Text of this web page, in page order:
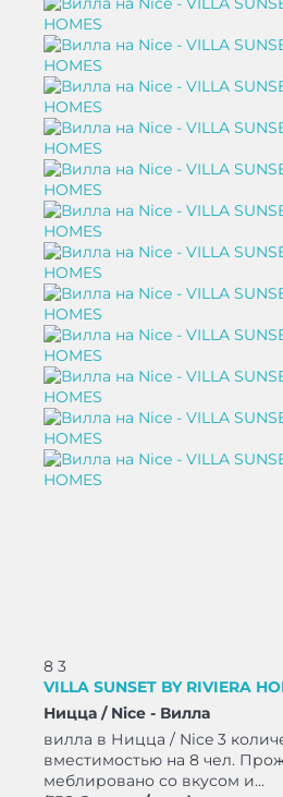
8 3
VILLA SUNSET BY RIVIERA
Ницца / Nice - Вилла
вилла в Ницца / Nice 3
вместимостью на 8 чел.
меблировано со вкусом и...